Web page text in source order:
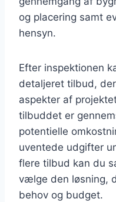
og placering samt
hensyn.
Efter inspektionen
detaljeret tilbud,
aspekter af
tilbuddet er
potentielle
uventede udgifter
flere tilbud kan du
vælge den løsning,
behov og budget.